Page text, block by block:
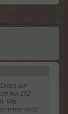
auf
nur 202
Wie
immer noch